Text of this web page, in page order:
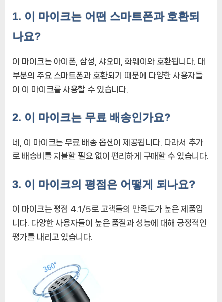
1. 이 마이크는 어떤 스마트폰과 호환되
나요?
이 마이크는 아이폰, 삼성, 샤오미, 화웨이와 호환됩니다. 대
부분의 주요 스마트폰과 호환되기 때문에 다양한 사용자들
이 이 마이크를 사용할 수 있습니다.
2. 이 마이크는 무료 배송인가요?
네, 이 마이크는 무료 배송 옵션이 제공됩니다. 따라서 추가
로 배송비를 지불할 필요 없이 편리하게 구매할 수 있습니다.
3. 이 마이크의 평점은 어떻게 되나요?
이 마이크는 평점 4.1/5로 고객들의 만족도가 높은 제품입
니다. 다양한 사용자들이 높은 품질과 성능에 대해 긍정적인
평가를 내리고 있습니다.